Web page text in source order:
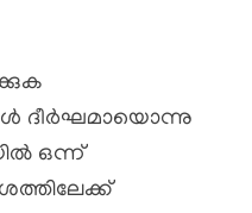
ദീർഘമായൊന്നു
ഒന്ന്